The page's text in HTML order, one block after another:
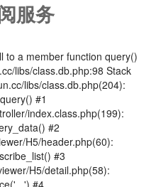
服务
to a member function query()
libs/class.db.php:98 Stack
libs/class.db.php(204):
#1
index.class.php(199):
#2
H5/header.php(60):
#3
H5/detail.php(58):
#4